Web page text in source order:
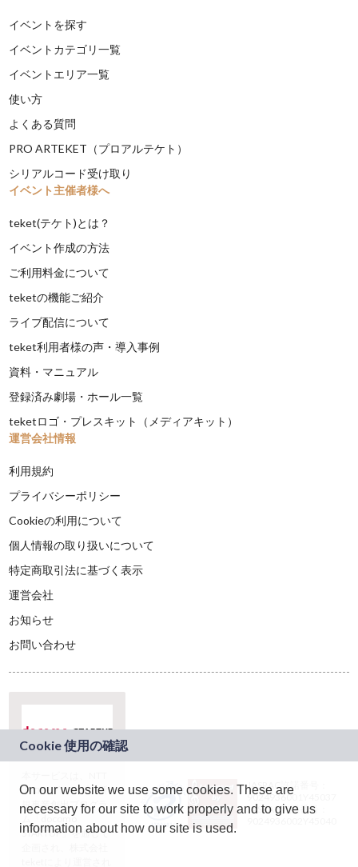
イベントを探す
イベントカテゴリ一覧
イベントエリア一覧
使い方
よくある質問
PRO ARTEKET（プロアルテケト）
シリアルコード受け取り
イベント主催者様へ
teket(テケト)とは？
イベント作成の方法
ご利用料金について
teketの機能ご紹介
ライブ配信について
teket利用者様の声・導入事例
資料・マニュアル
登録済み劇場・ホール一覧
teketロゴ・プレスキット（メディアキット）
運営会社情報
利用規約
プライバシーポリシー
Cookieの利用について
個人情報の取り扱いについて
特定商取引法に基づく表示
運営会社
お知らせ
お問い合わせ
ドコモグループの新
規事業創出プログラ
ム「docomo
STARTUP」を通じて
JASRAC許諾番号：
9024936001Y45037
JASRAC許諾番号：
On our website we use some cookies. These are
necessary for our site to work properly and to give us
information about how our site is used.